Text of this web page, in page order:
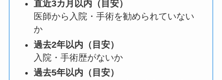
直近3カ月以内（目安）
医師から入院・手術を勧められていない
か
過去2年以内（目安）
入院・手術歴がないか
過去5年以内（目安）